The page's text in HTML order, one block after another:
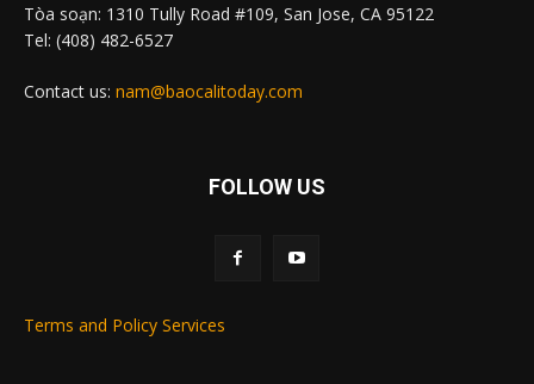
Tòa soạn: 1310 Tully Road #109, San Jose, CA 95122
Tel: (408) 482-6527
Contact us: nam@baocalitoday.com
FOLLOW US
Terms and Policy Services